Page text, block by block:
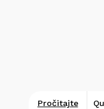
Pročitajte